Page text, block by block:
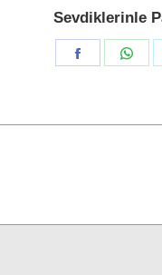
Sevdiklerinle
Share